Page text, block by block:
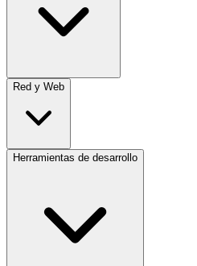
Red y Web
Herramientas de desarrollo